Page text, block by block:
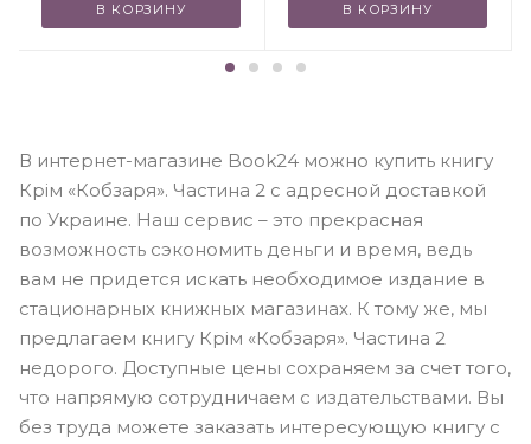
В КОРЗИНУ В КОРЗИНУ
В интернет-магазине Book24 можно купить книгу
Крім «Кобзаря». Частина 2 с адресной доставкой
по Украине. Наш сервис – это прекрасная
возможность сэкономить деньги и время, ведь
вам не придется искать необходимое издание в
стационарных книжных магазинах. К тому же, мы
предлагаем книгу Крім «Кобзаря». Частина 2
недорого. Доступные цены сохраняем за счет того,
что напрямую сотрудничаем с издательствами. Вы
без труда можете заказать интересующую книгу с